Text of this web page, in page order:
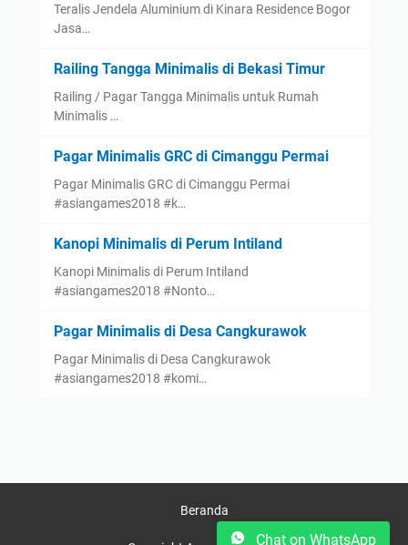
Teralis Jendela Aluminium di Kinara Residence Bogor
Jasa…
Railing Tangga Minimalis di Bekasi Timur
Railing / Pagar Tangga Minimalis untuk Rumah
Minimalis …
Pagar Minimalis GRC di Cimanggu Permai
Pagar Minimalis GRC di Cimanggu Permai
#asiangames2018 #k…
Kanopi Minimalis di Perum Intiland
Kanopi Minimalis di Perum Intiland
#asiangames2018 #Nonto…
Pagar Minimalis di Desa Cangkurawok
Pagar Minimalis di Desa Cangkurawok
#asiangames2018 #komi…
Chat on WhatsApp
Beranda